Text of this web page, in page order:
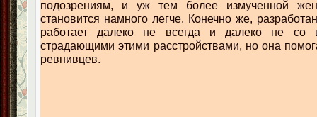
подозрениям, и уж тем более измученной
становится намного легче. Конечно же,
работает далеко не всегда и далеко не со
страдающими этими расстройствами, но она
ревнивцев.